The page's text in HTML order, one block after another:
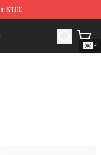
$100
The Front Bottoms